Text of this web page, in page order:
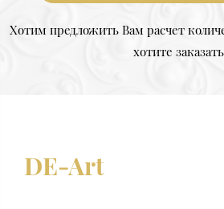
Хотим предложить Вам расчет
хотите
DE-Art